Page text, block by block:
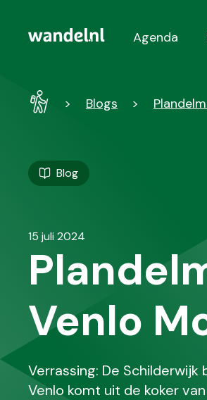
Agenda
WandelBlogs
Blog
15 juli 2024
Venlo
Verrassing: De
Venlo komt uit de koker